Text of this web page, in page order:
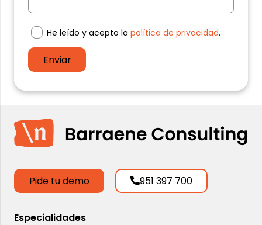
He leído y acepto lapolítica de privacidad.
Enviar
Pide tu demo 951 397 700
Especialidades